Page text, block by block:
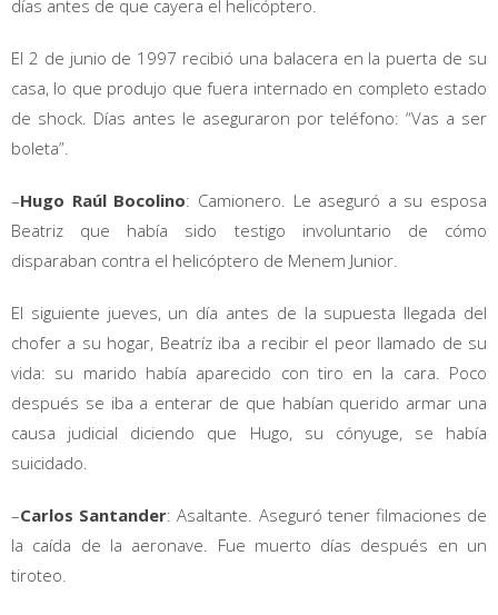
días antes de que cayera el helicóptero.
El 2 de junio de 1997 recibió una balacera en la puerta de su
casa, lo que produjo que fuera internado en completo estado
de shock. Días antes le aseguraron por teléfono: “Vas a ser
boleta”.
–Hugo Raúl Bocolino: Camionero. Le aseguró a su esposa
Beatriz que había sido testigo involuntario de cómo
disparaban contra el helicóptero de Menem Junior.
El siguiente jueves, un día antes de la supuesta llegada del
chofer a su hogar, Beatríz iba a recibir el peor llamado de su
vida: su marido había aparecido con tiro en la cara. Poco
después se iba a enterar de que habían querido armar una
causa judicial diciendo que Hugo, su cónyuge, se había
suicidado.
–Carlos Santander: Asaltante. Aseguró tener filmaciones de
la caída de la aeronave. Fue muerto días después en un
tiroteo.